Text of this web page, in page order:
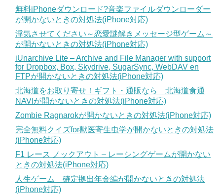
無料iPhoneダウンロード?音楽ファイルダウンローダー
が開かないときの対処法(iPhone対応)
浮気させてください～恋愛謎解きメッセージ型ゲーム～
が開かないときの対処法(iPhone対応)
iUnarchive Lite – Archive and File Manager with support
for Dropbox, Box, Skydrive, SugarSync, WebDAV en
FTPが開かないときの対処法(iPhone対応)
北海道をお取り寄せ！ギフト・通販なら 北海道食通
NAVIが開かないときの対処法(iPhone対応)
Zombie Ragnarokが開かないときの対処法(iPhone対応)
完全無料クイズfor獣医寄生虫学が開かないときの対処法
(iPhone対応)
F1 レース ノックアウト – レーシングゲームが開かない
ときの対処法(iPhone対応)
人生ゲーム 確定拠出年金編が開かないときの対処法
(iPhone対応)